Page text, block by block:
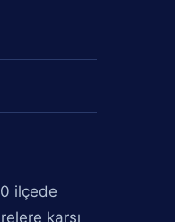
ilçede
karşı